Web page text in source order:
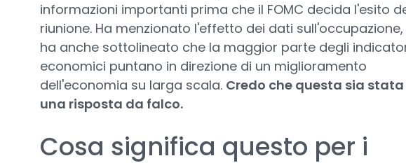
informazioni importanti prima che il FOMC decida l'esito
riunione. Ha menzionato l'effetto dei dati
ha anche sottolineato che la maggior parte degli
economici puntano in direzione di un miglioramento
dell'economia su larga scala. Credo che questa sia stata
una risposta da falco.
Cosa significa questo per i